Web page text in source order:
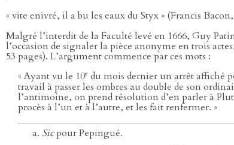
« vite enivré, il a bu les eaux du Styx » (Francis Bacon,
Malgré l’interdit de la Faculté levé en 1666, Guy
l’occasion de signaler la pièce anonyme en trois
53 pages). L’argument commence par ces mots :
« Ayant vu le 10e du mois dernier un arrêt affiché
travail à passer les ombres au double de son
l’antimoine, on prend résolution d’en parler à
procès à l’un et à l’autre, et les fait renfermer. »
Sicpour Pepingué.